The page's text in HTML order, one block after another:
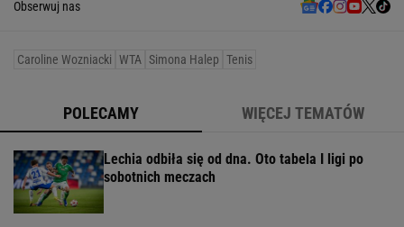
Obserwuj nas
Caroline Wozniacki WTA Simona Halep Tenis
POLECAMY WIĘCEJ TEMATÓW
Lechia odbiła się od dna. Oto tabela I ligi po
sobotnich meczach